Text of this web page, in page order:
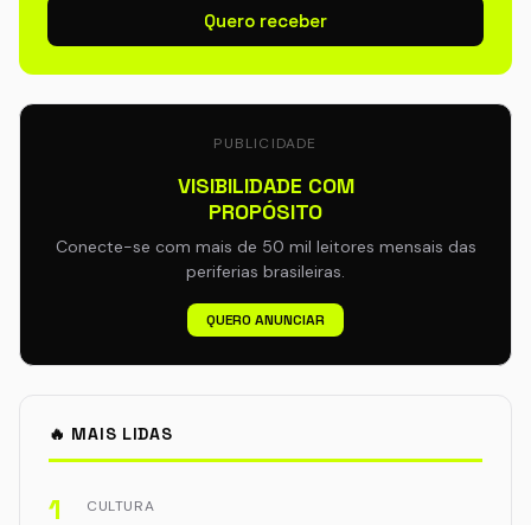
Quero receber
PUBLICIDADE
VISIBILIDADE COM
PROPÓSITO
Conecte-se com mais de 50 mil leitores mensais das
periferias brasileiras.
QUERO ANUNCIAR
🔥 MAIS LIDAS
1 CULTURA